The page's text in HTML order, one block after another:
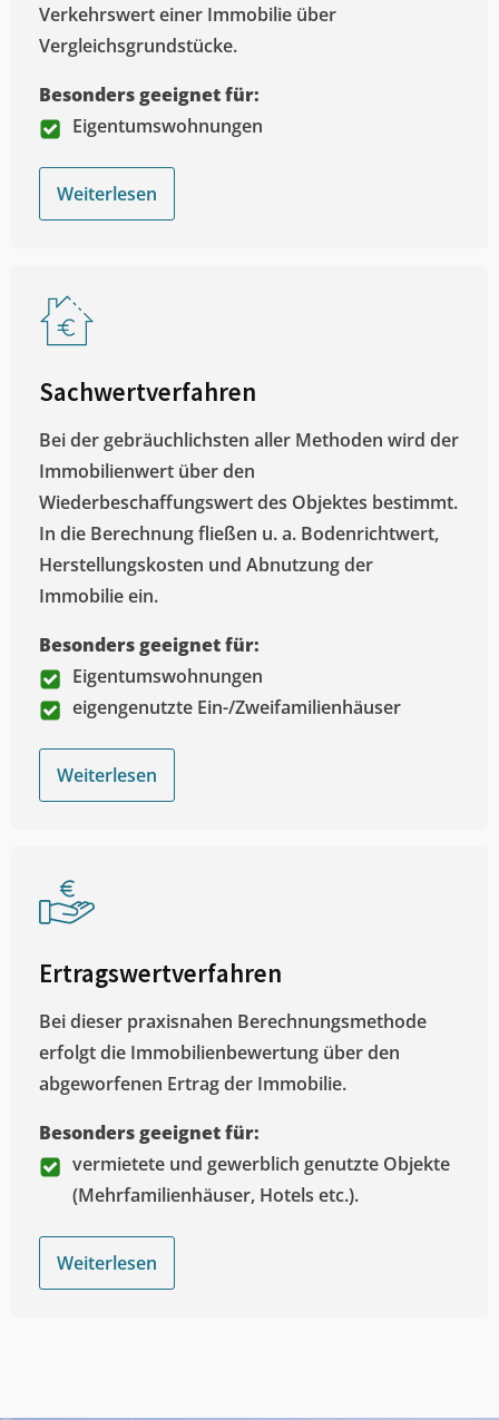
Verkehrswert einer Immobilie über
Vergleichsgrundstücke.
Besonders geeignet für:
Eigentumswohnungen
Weiterlesen
Sachwertverfahren
Bei der gebräuchlichsten aller Methoden wird der
Immobilienwert über den
Wiederbeschaffungswert des Objektes bestimmt.
In die Berechnung fließen u. a. Bodenrichtwert,
Herstellungskosten und Abnutzung der
Immobilie ein.
Besonders geeignet für:
Eigentumswohnungen
eigengenutzte Ein-/Zweifamilienhäuser
Weiterlesen
Ertragswertverfahren
Bei dieser praxisnahen Berechnungsmethode
erfolgt die Immobilienbewertung über den
abgeworfenen Ertrag der Immobilie.
Besonders geeignet für:
vermietete und gewerblich genutzte Objekte
(Mehrfamilienhäuser, Hotels etc.).
Weiterlesen